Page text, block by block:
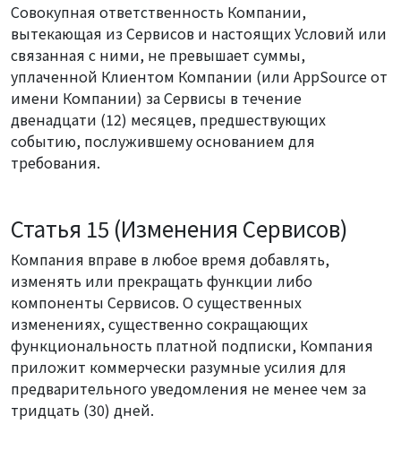
Совокупная ответственность Компании,
вытекающая из Сервисов и настоящих Условий или
связанная с ними, не превышает суммы,
уплаченной Клиентом Компании (или AppSource от
имени Компании) за Сервисы в течение
двенадцати (12) месяцев, предшествующих
событию, послужившему основанием для
требования.
Статья 15 (Изменения Сервисов)
Компания вправе в любое время добавлять,
изменять или прекращать функции либо
компоненты Сервисов. О существенных
изменениях, существенно сокращающих
функциональность платной подписки, Компания
приложит коммерчески разумные усилия для
предварительного уведомления не менее чем за
тридцать (30) дней.